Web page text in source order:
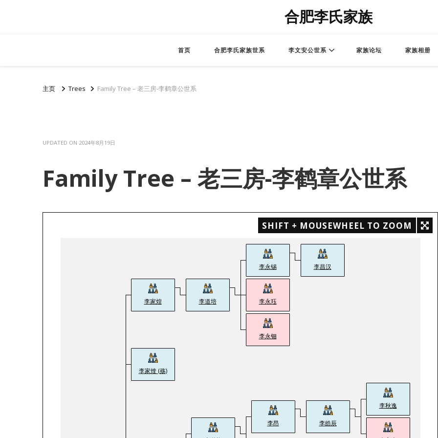
合肥李氏家族
首页 合肥李氏家族世系 李文安公世系 家族论坛 家族相册
主页 Trees Family Tree – 老三房-李鹤章公世系
UPDATED ON 2024年8月19日
Family Tree – 老三房-李鹤章公世系
SHIFT + MOUSEWHEEL TO ZOOM
李家煌 李道培
李永锡 李昌汉
李永珏
李永钿
李家煃 (殇)
李昂 李皓辰
李秋逸